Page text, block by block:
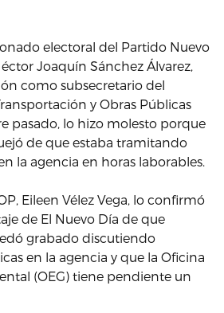
electoral del Partido Nuevo
Joaquín Sánchez Álvarez,
como subsecretario del
y Obras Públicas
pasado, lo hizo molesto porque
de que estaba tramitando
la agencia en horas laborables.
Eileen Vélez Vega, lo confirmó
de El Nuevo Día de que
grabado discutiendo
en la agencia y que la Oficina
(OEG) tiene pendiente un